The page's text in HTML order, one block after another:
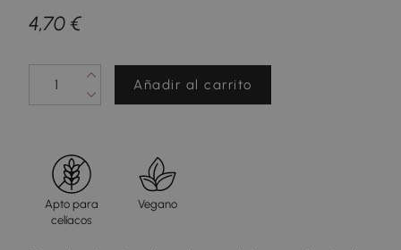
4,70 €
Añadir al carrito
Apto para
celíacos
Vegano